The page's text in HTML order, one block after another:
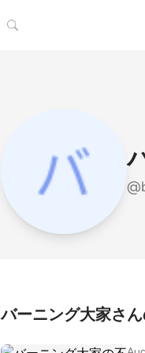
検索
バーニング大家さ